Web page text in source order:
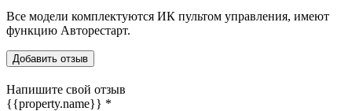
Все модели комплектуются ИК пультом управления, имеют
функцию Авторестарт.
Добавить отзыв
Напишите свой отзыв
{{property.name}} *